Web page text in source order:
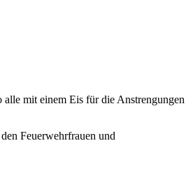
mit einem Eis für die Anstrengungen
Feuerwehrfrauen und